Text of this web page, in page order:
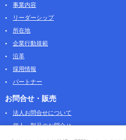
事業内容
リーダーシップ
所在地
企業行動規範
沿革
採用情報
パートナー
お問合せ・販売
法人お問合せについて
個人・製品のお問合せ